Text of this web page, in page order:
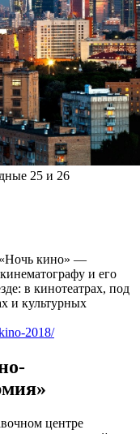
25 и 26
«Ночь кино» —
и его
в кинотеатрах, под
и культурных
2018/
центре